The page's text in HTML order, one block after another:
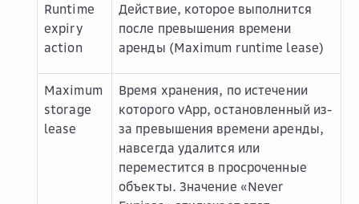
Runtime
expiry
action
Действие, которое выполнится
после превышения времени
аренды (Maximum runtime lease)
Maximum
storage
lease
Время хранения, по истечении
которого vApp, остановленный из-
за превышения времени аренды,
навсегда удалится или
переместится в просроченные
объекты. Значение «Never